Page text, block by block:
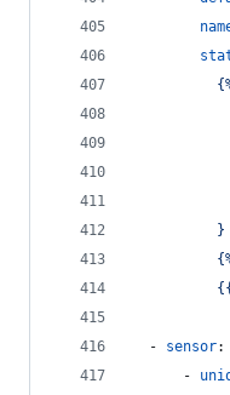
}
  -
sensor:
      -